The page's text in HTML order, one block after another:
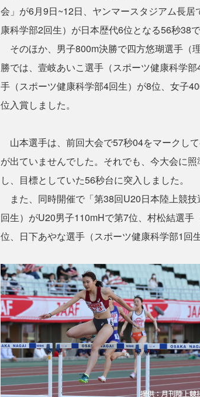
会」が6月9日~12日、ヤンマースタジアム長
康科学部2回生）が日本歴代6位となる56秒38
そのほか、男子800m決勝で四方悠瑚選手（
勝では、壹岐あいこ選手（スポーツ健康科学
手（スポーツ健康科学部4回生）が8位、女子
位入賞しました。
山本選手は、前回大会で57秒04をマークし
が出ていませんでした。それでも、今大会に
し、目標としていた56秒台に突入しました。
また、同時開催で「第38回U20日本陸上競
回生）がU20男子110mHで第7位、村松結選
位、日下あやな選手（スポーツ健康科学部1